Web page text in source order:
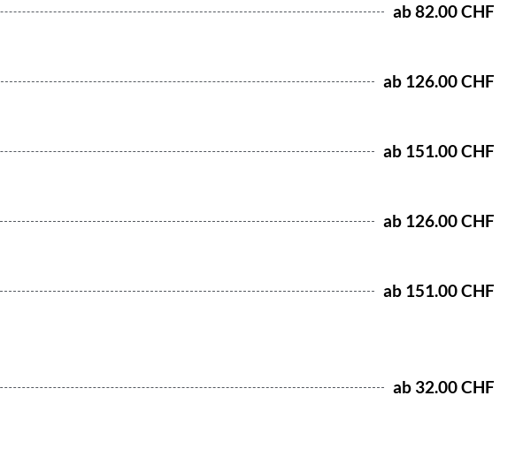
ab 82.00 CHF
ab 126.00 CHF
ab 151.00 CHF
ab 126.00 CHF
ab 151.00 CHF
ab 32.00 CHF